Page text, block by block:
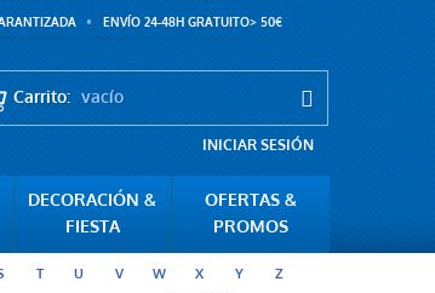
ENVÍO 24-48H GRATUITO> 50€
Carrito: vacío
INICIAR SESIÓN
DECORACIÓN &
FIESTA
OFERTAS &
PROMOS
T U V W X Y Z